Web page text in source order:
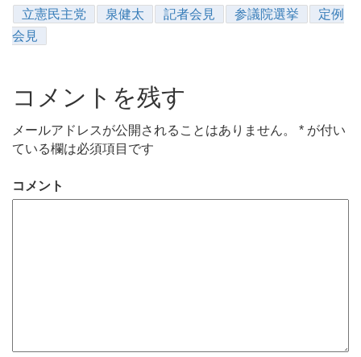
立憲民主党 泉健太 記者会見 参議院選挙
定例
会見
コメントを残す
メールアドレスが公開されることはありません。 * が付い
ている欄は必須項目です
コメント